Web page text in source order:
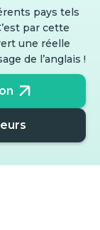
pays tels
par cette
une réelle
de l’anglais !